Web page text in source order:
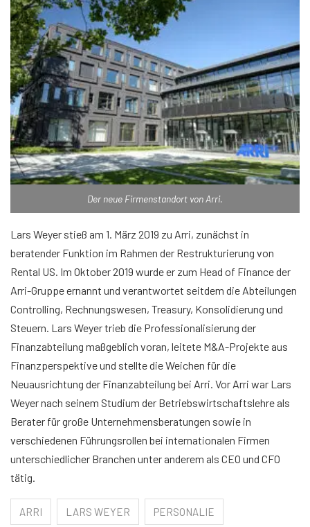
Der neue Firmenstandort von Arri.
Lars Weyer stieß am 1. März 2019 zu Arri, zunächst in
beratender Funktion im Rahmen der Restrukturierung von
Rental US. Im Oktober 2019 wurde er zum Head of Finance der
Arri-Gruppe ernannt und verantwortet seitdem die Abteilungen
Controlling, Rechnungswesen, Treasury, Konsolidierung und
Steuern. Lars Weyer trieb die Professionalisierung der
Finanzabteilung maßgeblich voran, leitete M&A-Projekte aus
Finanzperspektive und stellte die Weichen für die
Neuausrichtung der Finanzabteilung bei Arri. Vor Arri war Lars
Weyer nach seinem Studium der Betriebswirtschaftslehre als
Berater für große Unternehmensberatungen sowie in
verschiedenen Führungsrollen bei internationalen Firmen
unterschiedlicher Branchen unter anderem als CEO und CFO
tätig.
ARRI LARS WEYER PERSONALIE